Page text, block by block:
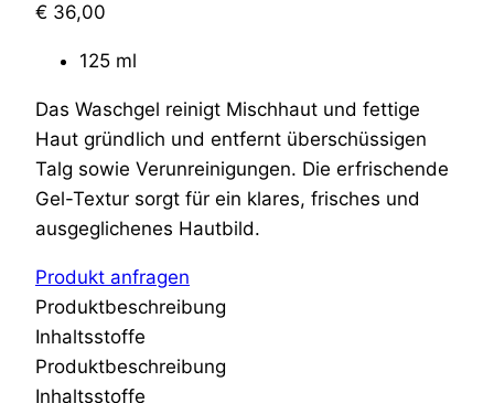
€ 36,00
125 ml
Das Waschgel reinigt Mischhaut und fettige
Haut gründlich und entfernt überschüssigen
Talg sowie Verunreinigungen. Die erfrischende
Gel-Textur sorgt für ein klares, frisches und
ausgeglichenes Hautbild.
Produkt anfragen
Produktbeschreibung
Inhaltsstoffe
Produktbeschreibung
Inhaltsstoffe